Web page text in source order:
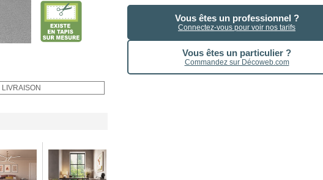
Vous êtes un professionnel ?
Connectez-vous pour voir nos tarifs
Vous êtes un particulier ?
Commandez sur Décoweb.com
LIVRAISON